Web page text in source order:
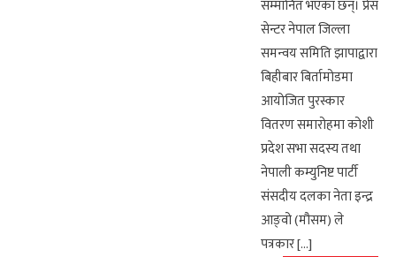
सम्मानित भएका छन्। प्रेस
सेन्टर नेपाल जिल्ला
समन्वय समिति झापाद्वारा
बिहीबार बिर्तामोडमा
आयोजित पुरस्कार
वितरण समारोहमा कोशी
प्रदेश सभा सदस्य तथा
नेपाली कम्युनिष्ट पार्टी
संसदीय दलका नेता इन्द्र
आङ्वो (मौसम) ले
पत्रकार […]